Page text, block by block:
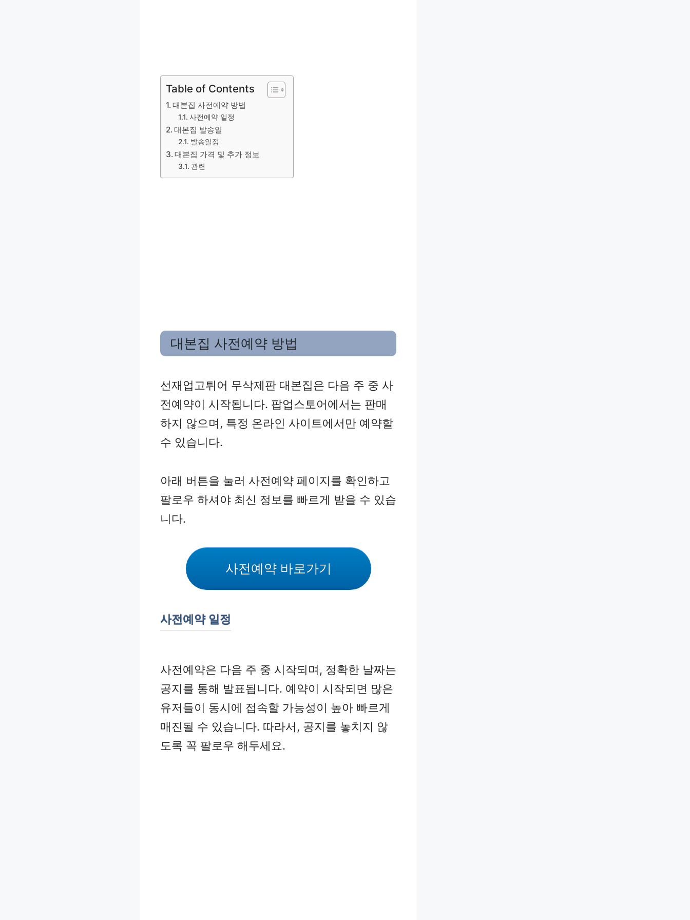
Table of Contents
대본집 사전예약 방법
사전예약 일정
대본집 발송일
발송일정
대본집 가격 및 추가 정보
관련
대본집 사전예약 방법
선재업고튀어 무삭제판 대본집은 다음 주 중 사
전예약이 시작됩니다. 팝업스토어에서는 판매
하지 않으며, 특정 온라인 사이트에서만 예약할
수 있습니다.
아래 버튼을 눌러 사전예약 페이지를 확인하고
팔로우 하셔야 최신 정보를 빠르게 받을 수 있습
니다.
사전예약 바로가기
사전예약 일정
사전예약은 다음 주 중 시작되며, 정확한 날짜는
공지를 통해 발표됩니다. 예약이 시작되면 많은
유저들이 동시에 접속할 가능성이 높아 빠르게
매진될 수 있습니다. 따라서, 공지를 놓치지 않
도록 꼭 팔로우 해두세요.